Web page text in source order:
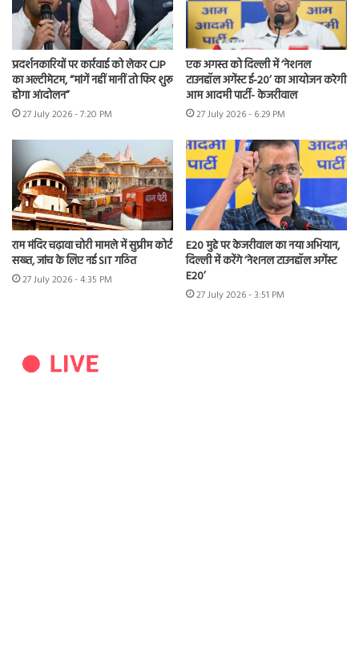
प्रदर्शनकारियों पर कार्रवाई को लेकर CJP
का अल्टीमेटम, “मांगें नहीं मानीं तो फिर शुरू
होगा आंदोलन”
27 July 2026 - 7:20 PM
एक अगस्त को दिल्ली में ‘नेशनल
टाउनहॉल अगेंस्ट ई-20’ का आयोजन करेगी
आम आदमी पार्टी- केजरीवाल
27 July 2026 - 6:29 PM
राम मंदिर चढ़ावा चोरी मामले में सुप्रीम कोर्ट
सख्त, जांच के लिए नई SIT गठित
27 July 2026 - 4:35 PM
E20 मुद्दे पर केजरीवाल का नया अभियान,
दिल्ली में करेंगे ‘नेशनल टाउनहॉल अगेंस्ट
E20’
27 July 2026 - 3:51 PM